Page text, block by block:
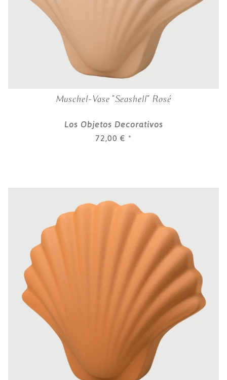
Muschel-Vase "Seashell" Rosé
Los Objetos Decorativos
72,00 € *